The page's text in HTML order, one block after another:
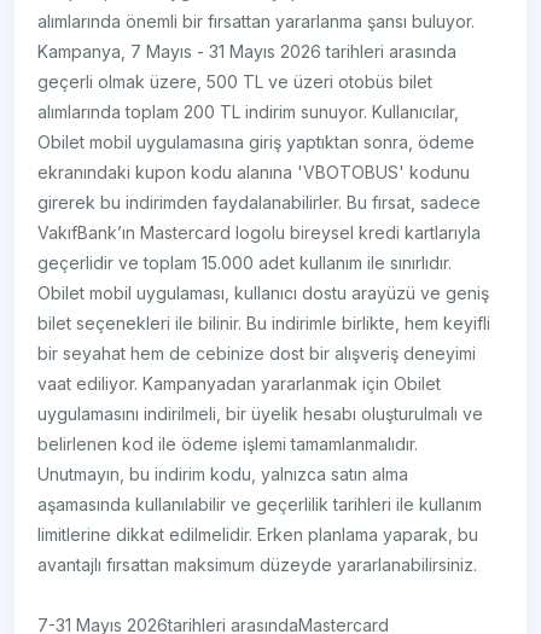
alımlarında önemli bir fırsattan yararlanma şansı buluyor.
Kampanya, 7 Mayıs - 31 Mayıs 2026 tarihleri arasında
geçerli olmak üzere, 500 TL ve üzeri otobüs bilet
alımlarında toplam 200 TL indirim sunuyor. Kullanıcılar,
Obilet mobil uygulamasına giriş yaptıktan sonra, ödeme
ekranındaki kupon kodu alanına 'VBOTOBUS' kodunu
girerek bu indirimden faydalanabilirler. Bu fırsat, sadece
VakıfBank’ın Mastercard logolu bireysel kredi kartlarıyla
geçerlidir ve toplam 15.000 adet kullanım ile sınırlıdır.
Obilet mobil uygulaması, kullanıcı dostu arayüzü ve geniş
bilet seçenekleri ile bilinir. Bu indirimle birlikte, hem keyifli
bir seyahat hem de cebinize dost bir alışveriş deneyimi
vaat ediliyor. Kampanyadan yararlanmak için Obilet
uygulamasını indirilmeli, bir üyelik hesabı oluşturulmalı ve
belirlenen kod ile ödeme işlemi tamamlanmalıdır.
Unutmayın, bu indirim kodu, yalnızca satın alma
aşamasında kullanılabilir ve geçerlilik tarihleri ile kullanım
limitlerine dikkat edilmelidir. Erken planlama yaparak, bu
avantajlı fırsattan maksimum düzeyde yararlanabilirsiniz.
7-31 Mayıs 2026tarihleri arasındaMastercard